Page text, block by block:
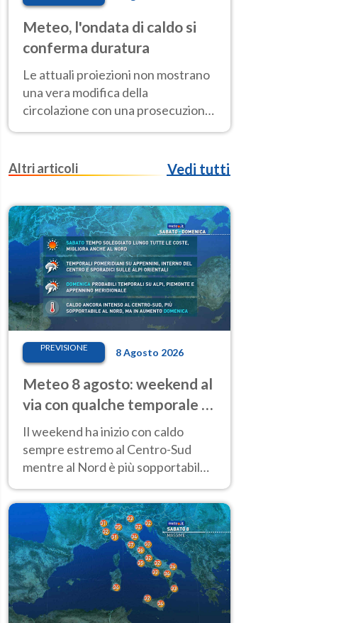
Meteo, l'ondata di caldo si
conferma duratura
Le attuali proiezioni non mostrano
una vera modifica della
circolazione con una prosecuzione
del caldo fuori scala per molti
Ferragosto
Altri articoli Vedi tutti
PREVISIONE 8 Agosto 2026
Meteo 8 agosto: weekend al
via con qualche temporale e
caldo estremo al Centro-Sud
Il weekend ha inizio con caldo
sempre estremo al Centro-Sud
mentre al Nord è più sopportabile
calore sui rilievi.